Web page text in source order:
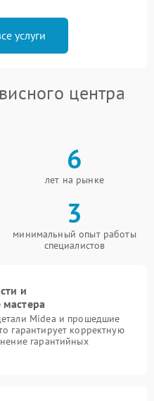
услуги
центра
6
лет на рынке
3
минимальный опыт работы
специалистов
и
Midea и прошедшие
гарантирует корректную
гарантийных